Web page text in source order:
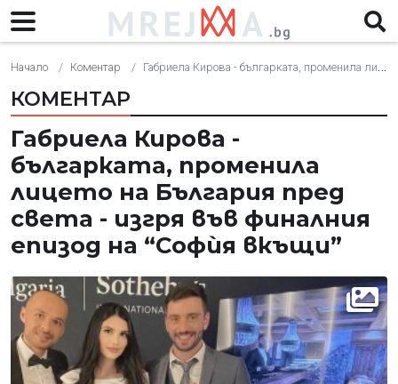
Начало Коментар Габриела Кирова - българката, променила лицето на България пред света - изгря във финалния епизод на “Софѝя вкъщи”
КОМЕНТАР
Габриела Кирова -
българката, променила
лицето на България пред
света - изгря във финалния
епизод на “Софѝя вкъщи”